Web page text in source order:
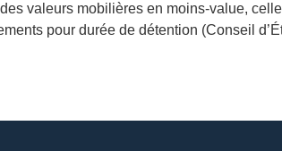
valeurs mobilières en moins-value,
pour durée de détention (Conseil